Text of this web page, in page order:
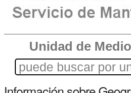
Unidad de